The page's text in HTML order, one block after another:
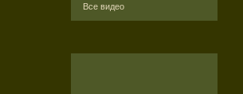
Все видео